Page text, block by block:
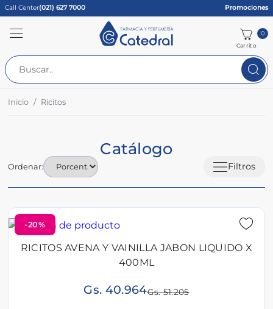
Call Center(021) 627 7000 Promociones
Carrito
0
Inicio Ricitos
Catálogo
Filtros
Ordenar:
-20%
RICITOS AVENA Y VAINILLA JABON LIQUIDO X
400ML
Gs. 40.964Gs. 51.205